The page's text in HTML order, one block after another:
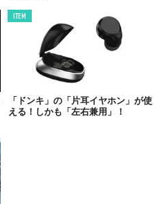
ITEM
「ドンキ」の「片耳イヤホン」が使
える！しかも「左右兼用」！